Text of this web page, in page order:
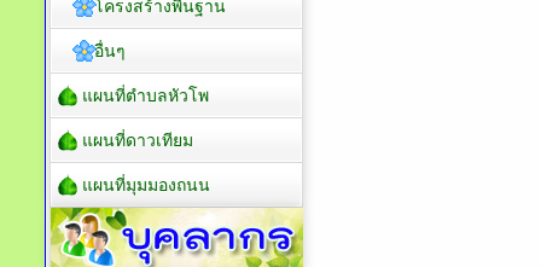
โครงสร้างพื้นฐาน
อื่นๆ
แผนที่ตำบลหัวโพ
แผนที่ดาวเทียม
แผนที่มุมมองถนน